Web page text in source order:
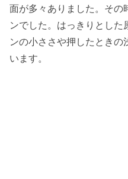
面が多々ありました。その
ンでした。はっきりとした
ンの小ささや押したときの
います。